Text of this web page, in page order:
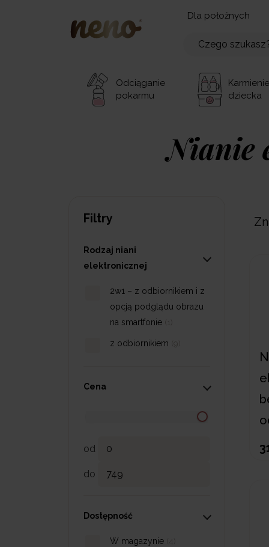
Dla położnych
Odciąganie
pokarmu
Karmienie
dziecka
Nianie
Filtry
Rodzaj niani
elektronicznej
2w1 – z odbiornikiem i z
opcją podglądu obrazu
na smartfonie
(1)
z odbiornikiem
Cena
od
do
Dostępność
W magazynie (4)